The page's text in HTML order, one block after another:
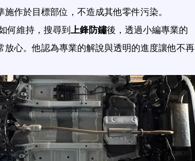
作於目標部位，不造成其他零件污染。
何維持，搜尋到上鋒防鏽後，透過小編專業的
心。他認為專業的解說與透明的進度讓他不再